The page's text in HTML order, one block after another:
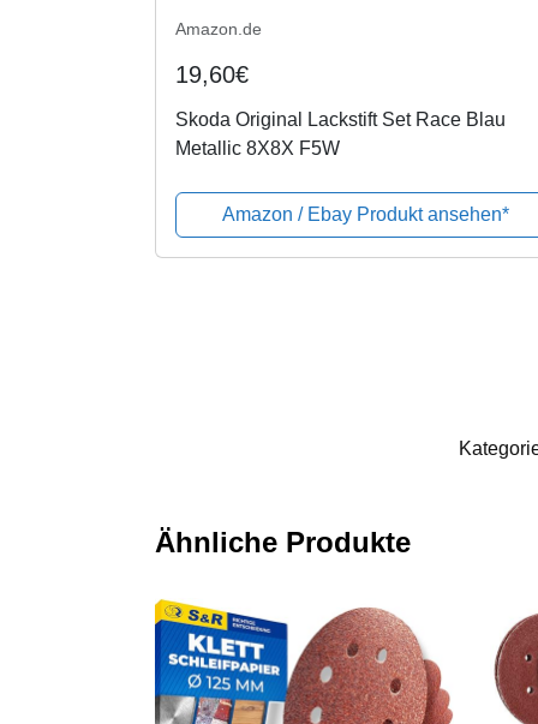
Amazon.de
19,60€
Skoda Original Lackstift Set Race Blau
Metallic 8X8X F5W
Amazon / Ebay Produkt ansehen*
Ähnliche Produkte